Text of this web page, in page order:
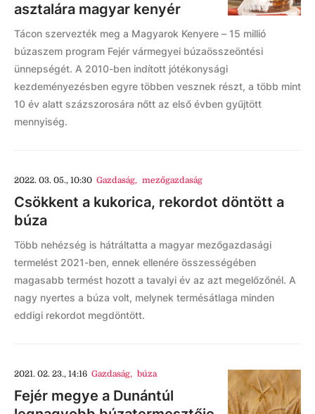
asztalára magyar kenyér
Tácon szervezték meg a Magyarok Kenyere – 15 millió
búzaszem program Fejér vármegyei búzaösszeöntési
ünnepségét. A 2010-ben indított jótékonysági
kezdeményezésben egyre többen vesznek részt, a több mint
10 év alatt százszorosára nőtt az első évben gyűjtött
mennyiség.
2022. 03. 05., 10:30 Gazdaság, mezőgazdaság
Csökkent a kukorica, rekordot döntött a
búza
Több nehézség is hátráltatta a magyar mezőgazdasági
termelést 2021-ben, ennek ellenére összességében
magasabb termést hozott a tavalyi év az azt megelőzőnél. A
nagy nyertes a búza volt, melynek termésátlaga minden
eddigi rekordot megdöntött.
2021. 02. 23., 14:16 Gazdaság, búza
Fejér megye a Dunántúl